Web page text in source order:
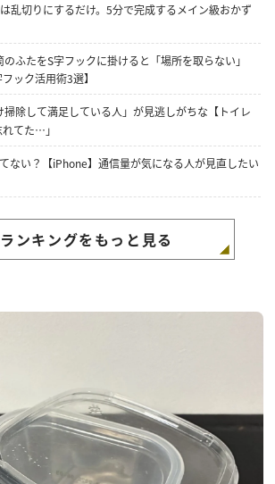
乱切りにするだけ。5分で完成するメイン級おかず
ふたをS字フックに掛けると「場所を取らない」
ック活用術3選】
掃除して満足している人」が見逃しがちな【トイレ
てた…」
ない？【iPhone】通信量が気になる人が見直したい
ランキングをもっと見る